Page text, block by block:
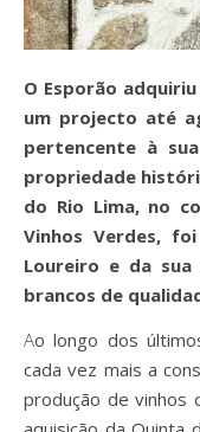
O Esporão adquiriu recentemente a Quinta do Ameal,
um projecto até
pertencente à
propriedade
do Rio Lima, no
Vinhos Verdes,
Loureiro e da sua
brancos de
Ao longo dos últimos anos, o grupo Esporão tem vindo
cada vez mais a
produção de vinhos